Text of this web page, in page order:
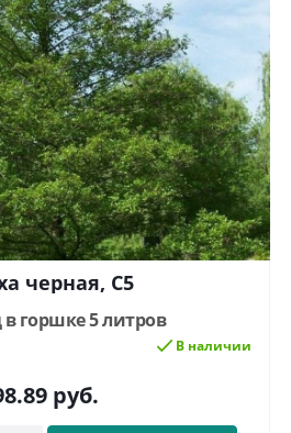
черная, С5
горшке 5 литров
В наличии
руб.